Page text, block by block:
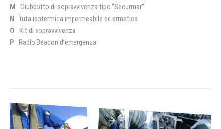
M Giubbotto di sopravvivenza tipo “Securmar”
N Tuta isotermica impermeabile ed ermetica
O Kit di sopravvivenza
P Radio Beacon d’emergenza